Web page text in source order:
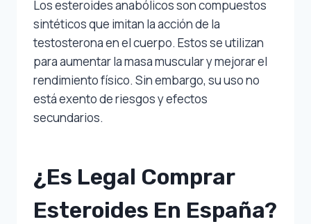
Los esteroides anabólicos son compuestos
sintéticos que imitan la acción de la
testosterona en el cuerpo. Estos se utilizan
para aumentar la masa muscular y mejorar el
rendimiento físico. Sin embargo, su uso no
está exento de riesgos y efectos
secundarios.
¿Es Legal Comprar
Esteroides En España?